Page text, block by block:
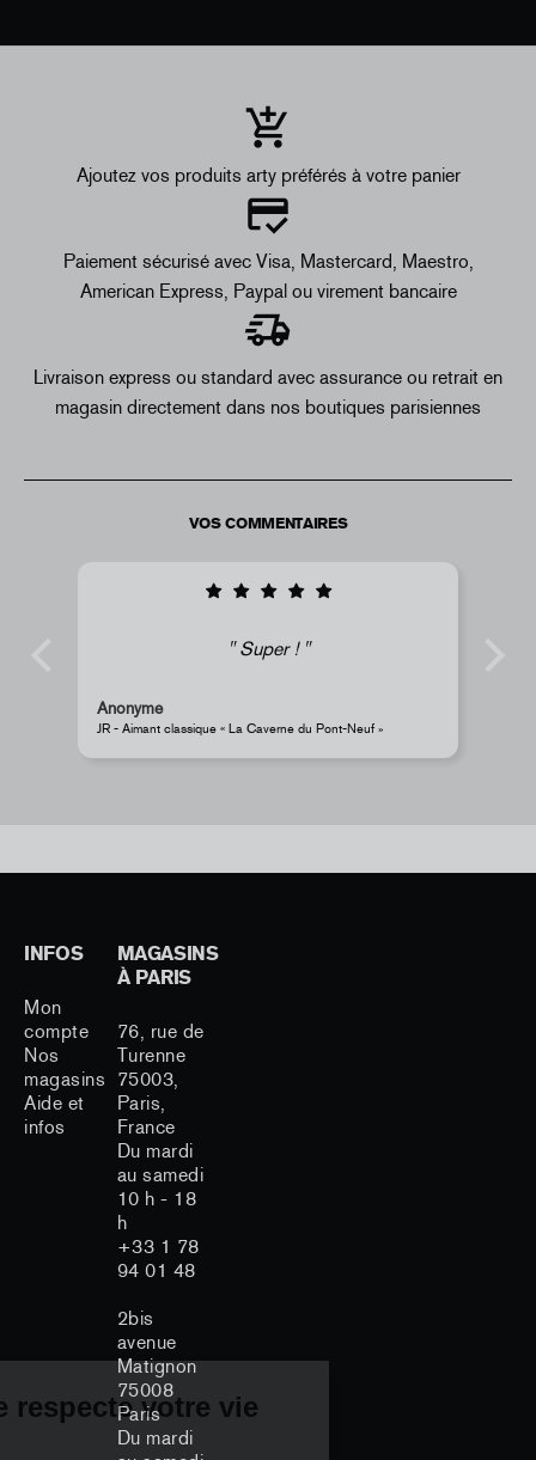
Ajoutez vos produits arty préférés à votre panier
Paiement sécurisé avec Visa, Mastercard, Maestro,
American Express, Paypal ou virement bancaire
Livraison express ou standard avec assurance ou retrait en
magasin directement dans nos boutiques parisiennes
VOS COMMENTAIRES
Super !
Anonyme
JR - Aimant classique « La Caverne du Pont-Neuf »
INFOS
Mon
compte
Nos
magasins
Aide et
infos
MAGASINS
À PARIS
76, rue de
Turenne
75003,
Paris,
France
Du mardi
au samedi
10 h - 18
h
+33 1 78
94 01 48
2bis
avenue
Matignon
75008
Paris
Du mardi
Continuer sans accepter
Perrotin Store respecte votre vie